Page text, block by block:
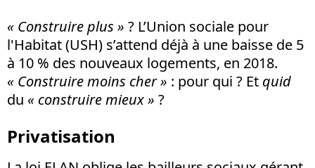
« Construire plus » ? L’Union sociale pour
l'Habitat (USH) s’attend déjà à une baisse de 5
à 10 % des nouveaux logements, en 2018.
« Construire moins cher » : pour qui ? Et quid
du « construire mieux » ?
Privatisation